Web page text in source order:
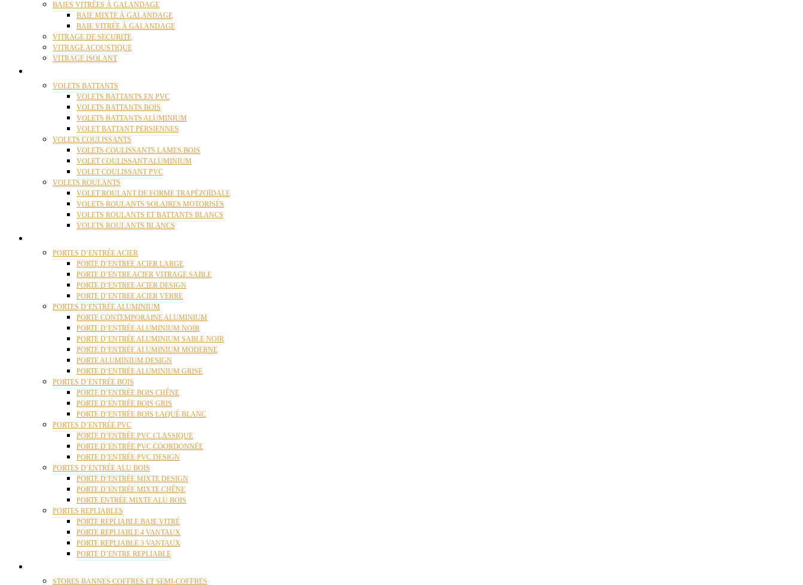
BAIES VITRÉES À GALANDAGE
BAIE MIXTE À GALANDAGE
BAIE VITRÉE À GALANDAGE
VITRAGE DE SECURITE
VITRAGE ACOUSTIQUE
VITRAGE ISOLANT
VOLETS BATTANTS
VOLETS BATTANTS EN PVC
VOLETS BATTANTS BOIS
VOLETS BATTANTS ALUMINIUM
VOLET BATTANT PERSIENNES
VOLETS COULISSANTS
VOLETS COULISSANTS LAMES BOIS
VOLET COULISSANT ALUMINIUM
VOLET COULISSANT PVC
VOLETS ROULANTS
VOLET ROULANT DE FORME TRAPÉZOÏDALE
VOLETS ROULANTS SOLAIRES MOTORISÉS
VOLETS ROULANTS ET BATTANTS BLANCS
VOLETS ROULANTS BLANCS
PORTES D’ENTRÉE ACIER
PORTE D’ENTREE ACIER LARGE
PORTE D’ENTRE ACIER VITRAGE SABLE
PORTE D’ENTREE ACIER DESIGN
PORTE D’ENTREE ACIER VERRE
PORTES D’ENTRÉE ALUMINIUM
PORTE CONTEMPORAINE ALUMINIUM
PORTE D’ENTRÉE ALUMINIUM NOIR
PORTE D’ENTRÉE ALUMINIUM SABLE NOIR
PORTE D’ENTRÉE ALUMINIUM MODERNE
PORTE ALUMINIUM DESIGN
PORTE D’ENTRÉE ALUMINIUM GRISE
PORTES D’ENTRÉE BOIS
PORTE D’ENTRÉE BOIS CHÊNE
PORTE D’ENTRÉE BOIS GRIS
PORTE D’ENTRÉE BOIS LAQUÉ BLANC
PORTES D’ENTRÉE PVC
PORTE D’ENTRÉE PVC CLASSIQUE
PORTE D’ENTRÉE PVC COORDONNÉE
PORTE D’ENTRÉE PVC DESIGN
PORTES D’ENTRÉE ALU BOIS
PORTE D’ENTRÉE MIXTE DESIGN
PORTE D’ENTRÉE MIXTE CHÊNE
PORTE ENTRÉE MIXTE ALU BOIS
PORTES REPLIABLES
PORTE REPLIABLE BAIE VITRÉ
PORTE REPLIABLE 4 VANTAUX
PORTE REPLIABLE 3 VANTAUX
PORTE D’ENTRE REPLIABLE
STORES BANNES COFFRES ET SEMI-COFFRES